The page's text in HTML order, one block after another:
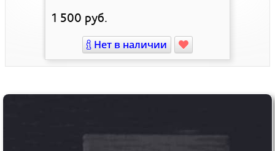
1 500 руб.
Нет в наличии